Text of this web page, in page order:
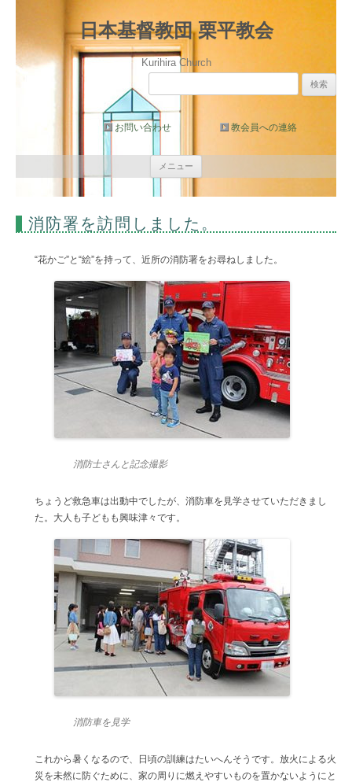
日本基督教団 栗平教会
Kurihira Church
検
教会員への連絡
お問い合わせ
メニュー
ス
プ
消防署を訪問しました。
“花かご”と“絵”を持って、近所の消防署をお尋ねしました。
消防士さんと記念撮影
ちょうど救急車は出動中でしたが、消防車を見学させていただきまし
た。大人も子どもも興味津々です。
消防車を見学
これから暑くなるので、日頃の訓練はたいへんそうです。放火による火
災を未然に防ぐために、家の周りに燃えやすいものを置かないようにと